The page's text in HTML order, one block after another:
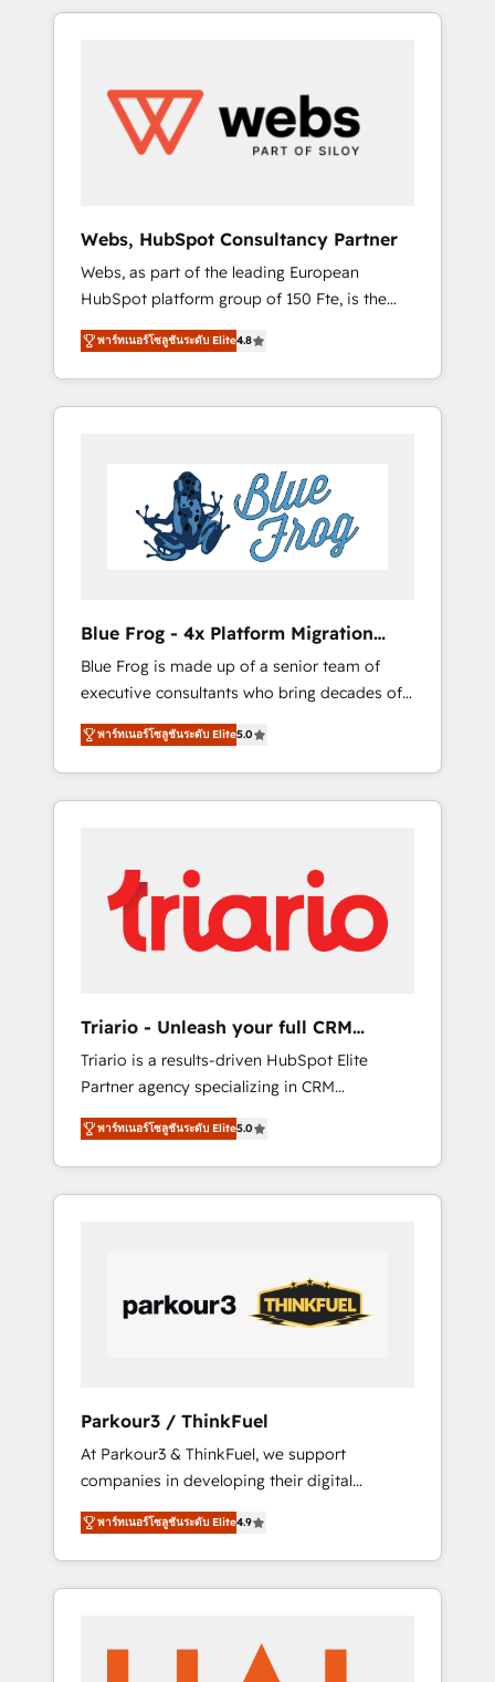
to global brands
HubSpot challenges and improve user
HubSpot for the first time 🔧 Designing and
optimising your HubSpot set-up for better
results 🌐 Website design and build using
using HubSpot Why us? - SIX HubSpot
Accreditations - awarded by HubSpot after a
rigorous process for CRM, Solutions
Architecture, Onboarding , Data Migration,
Custom Integration & Platform Enablement -
Onboarded over 500 businesses to HubSpot
-Top 1% of partners worldwide -In-house
HubSpot. www.bbdboom.com
Webs, HubSpot Consultancy Partner
Webs, as part of the leading European
HubSpot platform group of 150 Fte, is the
trusted Elite HubSpot CRM Partner offering
you a roadmap on maximizing EBITDA and
achieving Commercial Excellence. With our
targeted processes, we strengthen your
Implementation partner, we provide
expertise to drive your business forward.
Since 2015 we are fully dedicated to
HubSpot and with an experienced team
business services. We prepare a customized
business case that demonstrates the value
and impact of your digital transformation,
including a detailed financial rationale with a
focus on ROI and TCO. As a trusted extension
of your team, we believe in the power of
partnership. Together, we embark on a
your business. If not now, when?
พาร์ทเนอร์โซลูชันระดับ Elite4.8
Blue Frog - 4x Platform Migration
Award Winner
Blue Frog is made up of a senior team of
executive consultants who bring decades of
relevant, real world experience to our client
engagements. "Blue Frog is a top, trusted
partner in HubSpot's ecosystem for a reason.
Their team brings over a decade of
strategies for driving growth. They are
committed to helping our customers grow
and finding solutions that fit their unique
business needs. We are thrilled to have Blue
HubSpot “Our experience with the team at
Blue Frog has been nothing short of
extraordinary. Their years of experience and
quality of skilled staff has earned them a
trusted reputation within the HubSpot
ecosystem as a reliable partner capable of
delivering remarkable experiences for our
พาร์ทเนอร์โซลูชันระดับ Elite5.0
Triario - Unleash your full CRM
potential
Triario is a results-driven HubSpot Elite
Partner agency specializing in CRM
implementations & migrations, Revenue
Operations, Custom Integrations, Custom AI
agents and AI-ready Website Design With
over 15 years of experience, we help
through smart automation, data hygiene, and
tailored HubSpot solutions. Our clients
choose us because we blend the expertise of
Our Services: HubSpot implementations &
data migration Custom AI agents Revenue
Operations API integrations AI-ready Website
design Let’s turn your CRM into your growth
engine!
พาร์ทเนอร์โซลูชันระดับ Elite5.0
Parkour3 / ThinkFuel
At Parkour3 & ThinkFuel, we support
companies in developing their digital
strategies by leveraging technologies and
automating their marketing and sales
processes to generate growth. Our offer
spans from Strategy to Operations. We
implementation, web design, sales &
marketing automation, and digital marketing.
พาร์ทเนอร์โซลูชันระดับ Elite4.9